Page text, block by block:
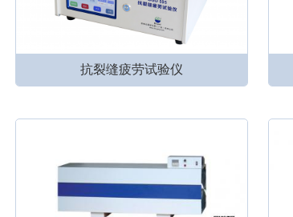
抗裂缝疲劳试验仪